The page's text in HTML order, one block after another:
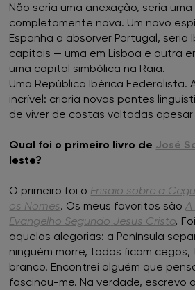
Não seria uma anexação, seria
completamente nova. Um novo
Espanha a absorver Portugal, seria
capitais — uma em Lisboa e outra
uma capital simbólica na Raia.
Uma República Ibérica Federalista.
incrível: criaria novas pontes
de viver de costas voltadas apesar
Qual foi o primeiro livro de José
leste?
O primeiro foi o Ensaio sobre a
os Nomes. Os meus favoritos são
Evangelho Segundo Jesus Cristo.
aquelas alegorias: a Península
ninguém morre, todos ficam
branco. Encontrei alguém que
fascinou-me. Na verdade, escrevo